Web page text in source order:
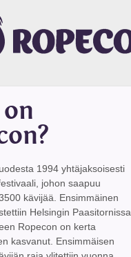
1994 yhtäjaksoisesti
johon saapuu
kävijää. Ensimmäinen
Helsingin Paasitornissa,
Ropecon on kerta
kasvanut. Ensimmäisen